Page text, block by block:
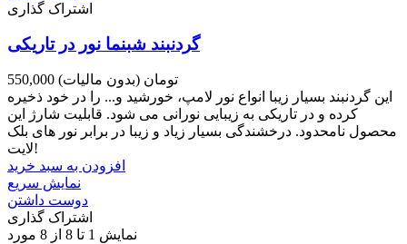
اشتراک گذاری
گردنبند شبنما نور در تاریکی
550,000 تومان (بدون مالیات)
این گردنبند بسیار زیبا انواع نور لامپ، خورشید و... را در خود ذخیره
کرده و در تاریکی به زیبایی نورانی می شود. قابلیت شارژ این
محصول نامحدود. درخشندگی بسیار زیاد و زیبا در برابر نور های بلک
لایت!
افزودن به سبد خرید
نمایش سریع
دوست داشتن
اشتراک گذاری
نمایش 1 تا 8 از 8 مورد